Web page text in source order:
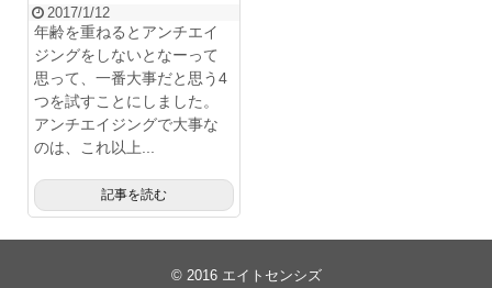
2017/1/12
年齢を重ねるとアンチエイ
ジングをしないとなーって
思って、一番大事だと思う4
つを試すことにしました。
アンチエイジングで大事な
のは、これ以上...
記事を読む
© 2016 エイトセンシズ